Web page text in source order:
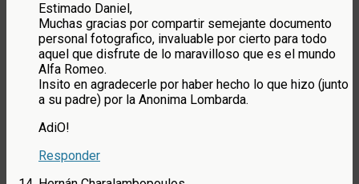
Estimado Daniel,
Muchas gracias por compartir semejante documento
personal fotografico, invaluable por cierto para todo
aquel que disfrute de lo maravilloso que es el mundo
Alfa Romeo.
Insito en agradecerle por haber hecho lo que hizo (junto
a su padre) por la Anonima Lombarda.
AdiO!
Responder